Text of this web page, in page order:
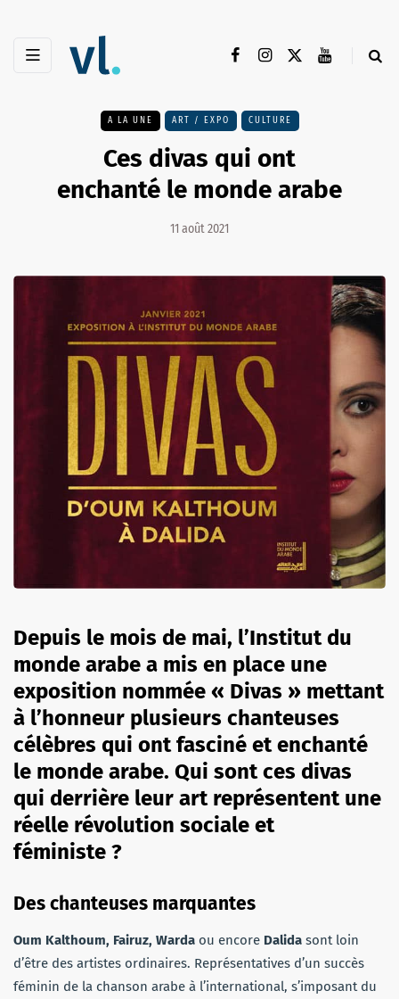
A LA UNE ART / EXPO CULTURE
Ces divas qui ont
enchanté le monde arabe
11 août 2021
Depuis le mois de mai, l’Institut du
monde arabe a mis en place une
exposition nommée « Divas » mettant
à l’honneur plusieurs chanteuses
célèbres qui ont fasciné et enchanté
le monde arabe. Qui sont ces divas
qui derrière leur art représentent une
réelle révolution sociale et
féministe ?
Des chanteuses marquantes
Oum Kalthoum, Fairuz, Warda ou encore Dalida sont loin
d’être des artistes ordinaires. Représentatives d’un succès
féminin de la chanson arabe à l’international, s’imposant du